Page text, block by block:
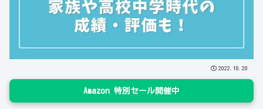
2022.10.20
Amazon 特別セール開催中